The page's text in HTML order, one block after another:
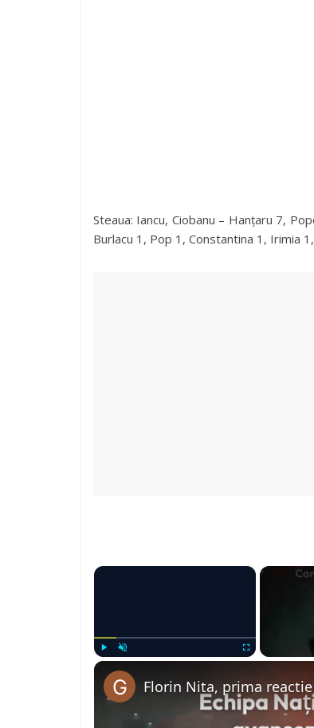
Steaua: Iancu, Ciobanu – Hanțaru 7,
Burlacu 1, Pop 1, Constantina 1, Irimia
×